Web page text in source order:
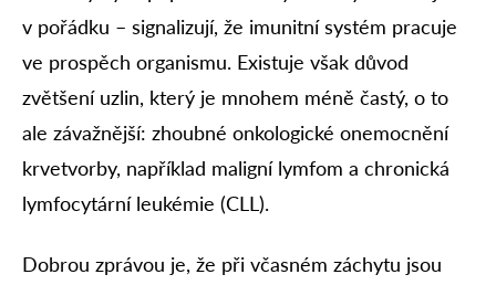
v pořádku – signalizují, že imunitní systém pracuje
ve prospěch organismu. Existuje však důvod
zvětšení uzlin, který je mnohem méně častý, o to
ale závažnější: zhoubné onkologické onemocnění
krvetvorby, například maligní lymfom a chronická
lymfocytární leukémie (CLL).
Dobrou zprávou je, že při včasném záchytu jsou